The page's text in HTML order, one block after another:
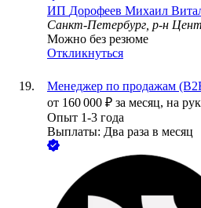
ИП Дорофеев Михаил
Санкт-Петербург, р-н
Можно без резюме
Откликнуться
Менеджер по продажам
от 160 000 ₽ за месяц, на
Опыт 1-3 года
Выплаты: Два раза в месяц